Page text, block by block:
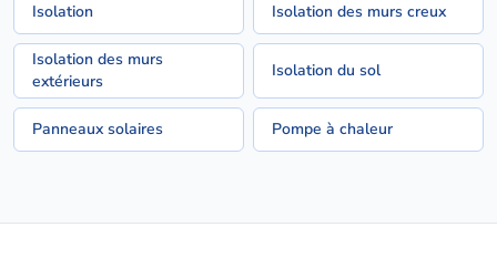
Isolation Isolation des murs creux
Isolation des murs
extérieurs
Isolation du sol
Panneaux solaires Pompe à chaleur